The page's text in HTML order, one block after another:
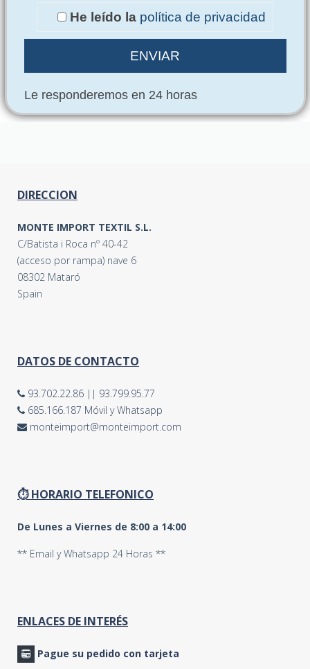
He leído la política de privacidad
Le responderemos en 24 horas
DIRECCION
MONTE IMPORT TEXTIL S.L.
C/Batista i Roca nº 40-42
(acceso por rampa) nave 6
08302 Mataró
Spain
DATOS DE CONTACTO
93.702.22.86 || 93.799.95.77
685.166.187 Móvil y Whatsapp
monteimport@monteimport.com
⏱ HORARIO TELEFONICO
De Lunes a Viernes de 8:00 a 14:00
** Email y Whatsapp 24 Horas **
ENLACES DE INTERÉS
Pague su pedido con tarjeta